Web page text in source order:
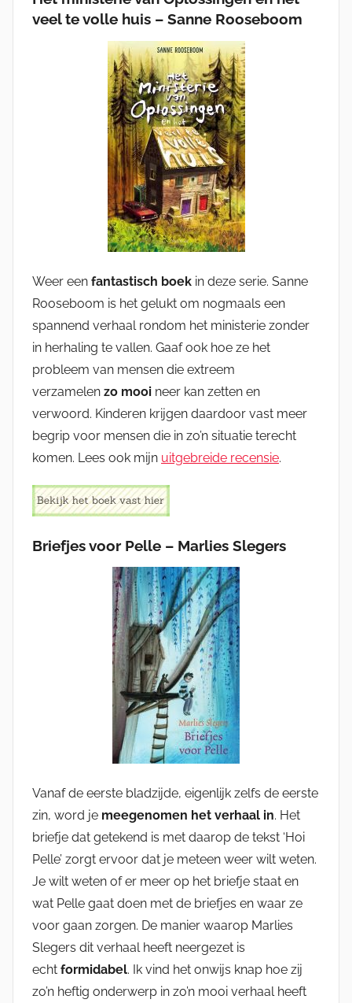
veel te volle huis – Sanne Rooseboom
Weer een fantastisch boek in deze serie. Sanne
Rooseboom is het gelukt om nogmaals een
spannend verhaal rondom het ministerie zonder
in herhaling te vallen. Gaaf ook hoe ze het
probleem van mensen die extreem
verzamelen zo mooi neer kan zetten en
verwoord. Kinderen krijgen daardoor vast meer
begrip voor mensen die in zo’n situatie terecht
komen. Lees ook mijn uitgebreide recensie.
Briefjes voor Pelle – Marlies Slegers
Vanaf de eerste bladzijde, eigenlijk zelfs de eerste
zin, word je meegenomen het verhaal in. Het
briefje dat getekend is met daarop de tekst ‘Hoi
Pelle’ zorgt ervoor dat je meteen weer wilt weten.
Je wilt weten of er meer op het briefje staat en
wat Pelle gaat doen met de briefjes en waar ze
voor gaan zorgen. De manier waarop Marlies
Slegers dit verhaal heeft neergezet is
echt formidabel. Ik vind het onwijs knap hoe zij
zo’n heftig onderwerp in zo’n mooi verhaal heeft